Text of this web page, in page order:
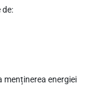
menținerea energiei